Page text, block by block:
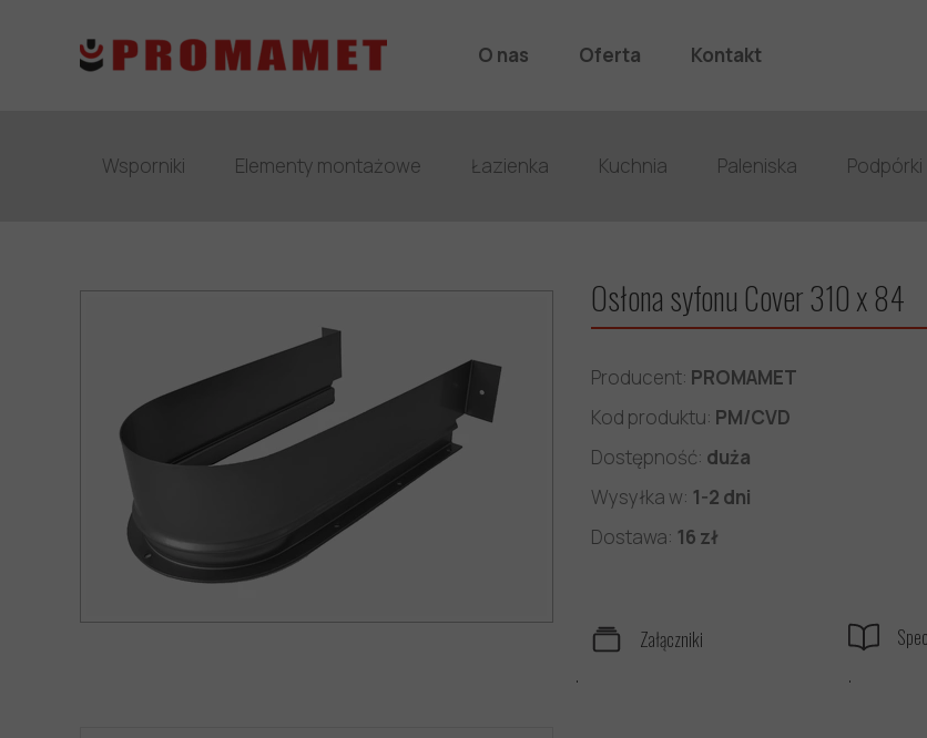
.
.
Załączniki
O nas Oferta Kontakt
Wsporniki Elementy montażowe Łazienka Kuchnia Paleniska Podpórki
Osłona syfonu Cover 310 x 84
Producent: PROMAMET
Kod produktu: PM/CVD
Dostępność: duża
Wysyłka w: 1-2 dni
Dostawa: 16 zł